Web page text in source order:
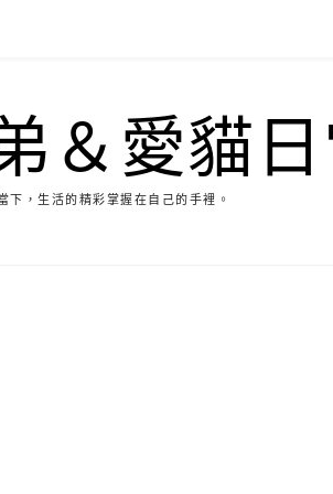
＆愛貓
下，生活的精彩掌握在自己的手裡。